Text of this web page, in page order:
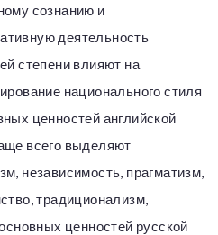
сознанию и
деятельность
степени влияют на
национального стиля
ценностей английской
всего выделяют
независимость, прагматизм,
традиционализм,
ценностей русской